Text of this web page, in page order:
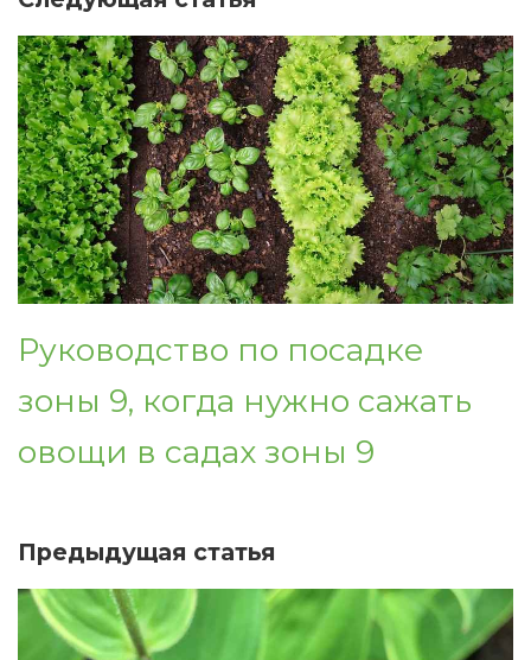
Руководство по посадке
зоны 9, когда нужно сажать
овощи в садах зоны 9
Предыдущая статья